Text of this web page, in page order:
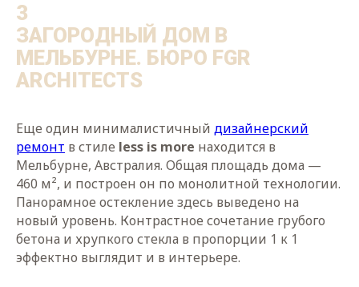
3
ЗАГОРОДНЫЙ ДОМ В
МЕЛЬБУРНЕ. БЮРО FGR
ARCHITECTS
Еще один минималистичный дизайнерский
ремонт в стиле less is more находится в
Мельбурне, Австралия. Общая площадь дома —
460 м², и построен он по монолитной технологии.
Панорамное остекление здесь выведено на
новый уровень. Контрастное сочетание грубого
бетона и хрупкого стекла в пропорции 1 к 1
эффектно выглядит и в интерьере.